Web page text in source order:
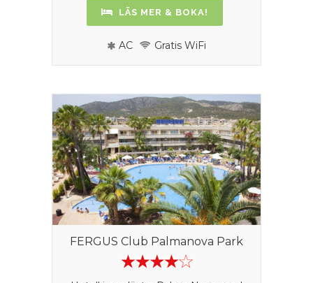
LÄS MER & BOKA!
AC Gratis WiFi
FERGUS Club Palmanova Park